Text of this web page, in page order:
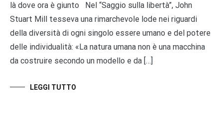
là dove ora è giunto Nel “Saggio sulla libertà”, John
Stuart Mill tesseva una rimarchevole lode nei riguardi
della diversità di ogni singolo essere umano e del potere
delle individualità: «La natura umana non è una macchina
da costruire secondo un modello e da […]
LEGGI TUTTO